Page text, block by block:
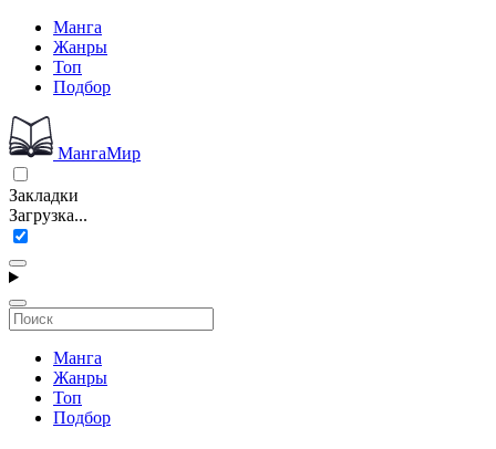
Манга
Жанры
Топ
Подбор
МангаМир
Закладки
Загрузка...
Манга
Жанры
Топ
Подбор